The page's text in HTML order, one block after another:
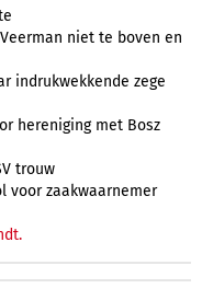
niet te boven en
indrukwekkende zege
hereniging met Bosz
trouw
voor zaakwaarnemer